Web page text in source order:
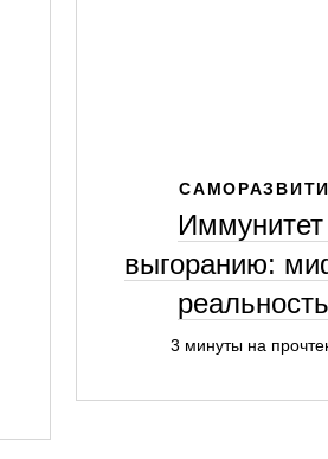
Иммунитет
выгоранию:
3 минуты на